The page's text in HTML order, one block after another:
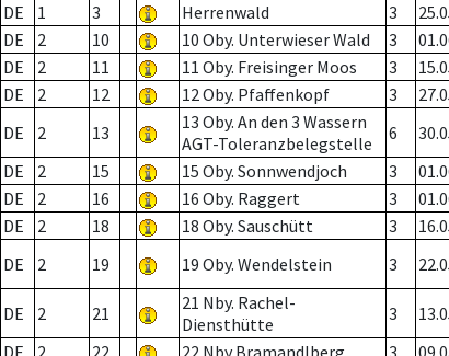
DE
1 3 Herrenwald 3
DE
2 10 10 Oby. Unterwieser Wald 3
DE
2 11 11 Oby. Freisinger Moos 3
DE
2 12 12 Oby. Pfaffenkopf 3
DE
2 13
13 Oby. An den 3 Wassern
AGT-Toleranzbelegstelle
6
DE
2 15 15 Oby. Sonnwendjoch 3
DE
2 16 16 Oby. Raggert 3
DE
2 18 18 Oby. Sauschütt 3
DE
2 19 19 Oby. Wendelstein 3
DE 2 21
21 Nby. Rachel-
Diensthütte
3